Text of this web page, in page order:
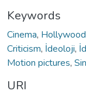
Keywords
Cinema, Hollywood
Criticism, İdeoloji,
Motion pictures,
URI